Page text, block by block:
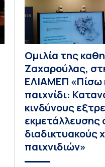
Ομιλία της
Ζαχαρούλας,
ΕΛΙΑΜΕΠ «Πίσω
παιχνίδι:
κινδύνους
εκμετάλλευσης
διαδικτυακούς
παιχνιδιών»